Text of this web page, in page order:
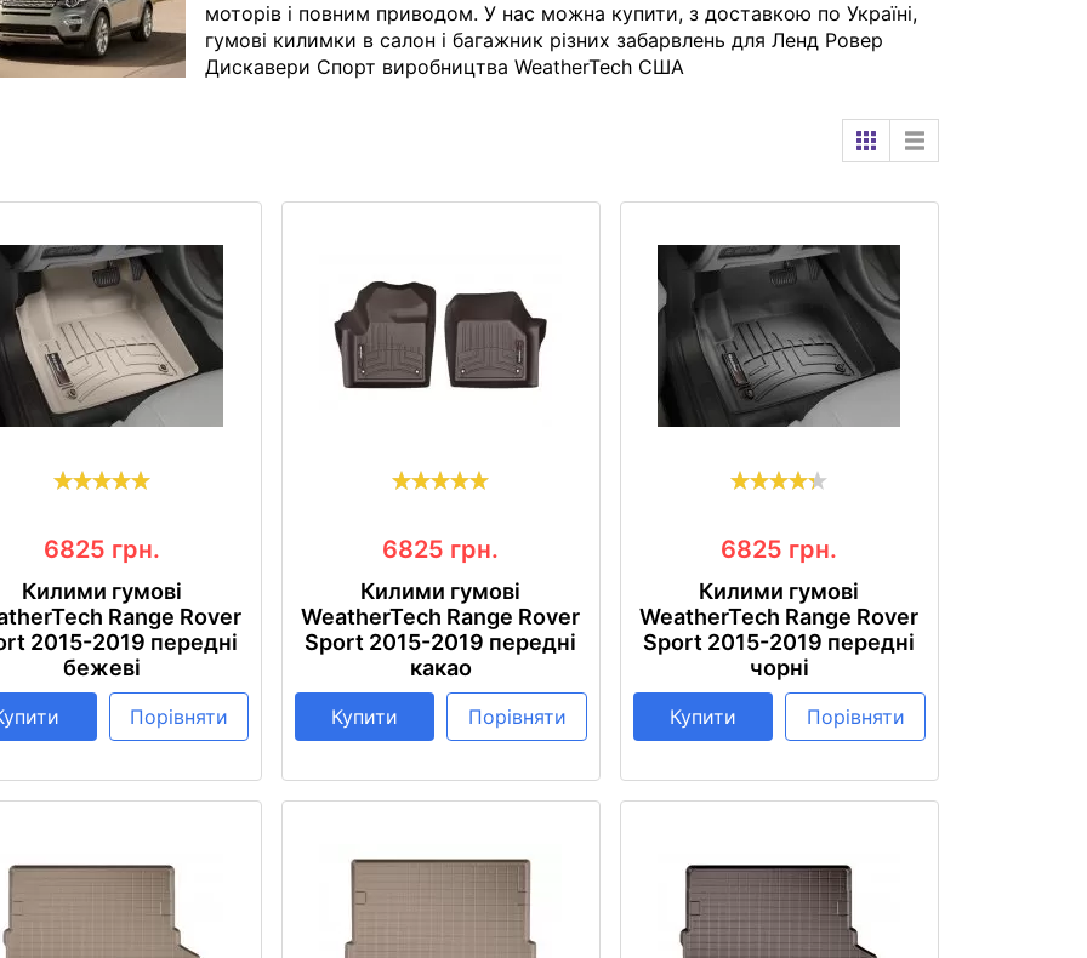
моторів і повним приводом. У нас можна купити, з доставкою по Україні,
гумові килимки в салон і багажник різних забарвлень для Ленд Ровер
Дискавери Спорт виробництва WeatherTech США
6825 грн.
Килими гумові
Range Rover
2015-2019 передні
бежеві
Порівняти
6825 грн.
Килими гумові
WeatherTech Range Rover
Sport 2015-2019 передні
какао
Купити Порівняти
6825 грн.
Килими гумові
WeatherTech Range Rover
Sport 2015-2019 передні
чорні
Купити Порівняти